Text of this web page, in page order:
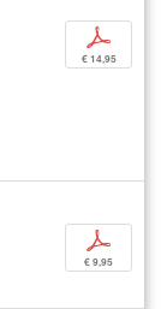
p
€ 14,95
p
€ 9,95